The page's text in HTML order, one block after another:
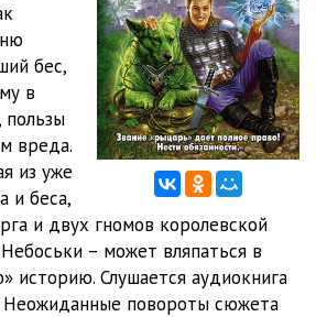
13:43
13:00
10:28
08:06
06:43
15:38
бес,
в
вреда.
из уже
и беса,
и двух гномов королевской
– может вляпаться в
историю. Слушается аудиокнига
повороты сюжета